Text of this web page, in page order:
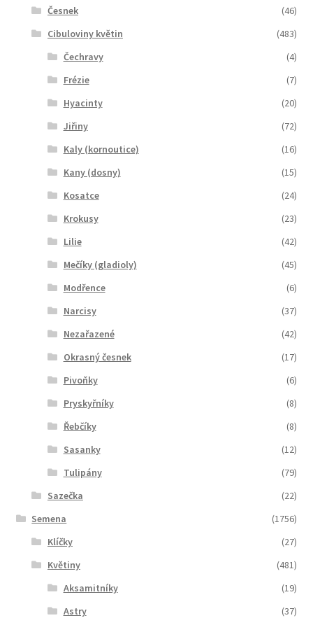
Česnek
(46)
Cibuloviny květin
(483)
Čechravy
(4)
Frézie
(7)
Hyacinty
(20)
Jiřiny
(72)
Kaly (kornoutice)
(16)
Kany (dosny)
(15)
Kosatce
(24)
Krokusy
(23)
Lilie
(42)
Mečíky (gladioly)
(45)
Modřence
(6)
Narcisy
(37)
Nezařazené
(42)
Okrasný česnek
(17)
Pivoňky
(6)
Pryskyřníky
(8)
Řebčíky
(8)
Sasanky
(12)
Tulipány
(79)
Sazečka
(22)
Semena
(1756)
Klíčky
(27)
Květiny
(481)
Aksamitníky
(19)
Astry
(37)